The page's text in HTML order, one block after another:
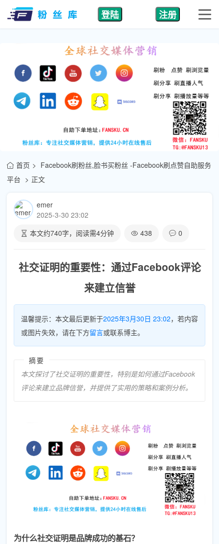
登陆 注册
首页
Facebook刷粉丝,脸书买粉丝 -Facebook刷点赞自助服务
平台
正文
emer
2025-3-30 23:02
本文约740字，阅读需4分钟 438 0
社交证明的重要性：通过Facebook评论
来建立信誉
温馨提示：本文最后更新于2025年3月30日 23:02，若内容
或图片失效，请在下方留言或联系博主。
摘要
本文探讨了社交证明的重要性，特别是如何通过Facebook
评论来建立品牌信誉，并提供了实用的策略和案例分析。
为什么社交证明是品牌成功的基石？